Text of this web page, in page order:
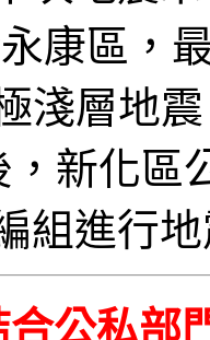
康區，
淺層地
，新化區
組進行
公私部